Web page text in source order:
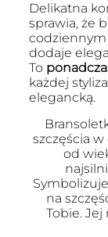
Delikatna
sprawia, że
codziennym
dodaje
To
każdej
elegancką.
szczęścia
od
na
Tobie. Jej